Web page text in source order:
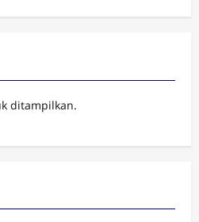
ditampilkan.